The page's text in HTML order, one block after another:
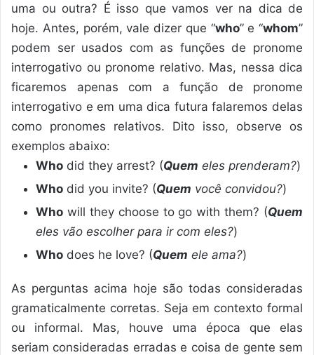
uma ou outra? É isso que vamos ver na dica de
hoje. Antes, porém, vale dizer que “who” e “whom”
podem ser usados com as funções de pronome
interrogativo ou pronome relativo. Mas, nessa dica
ficaremos apenas com a função de pronome
interrogativo e em uma dica futura falaremos delas
como pronomes relativos. Dito isso, observe os
exemplos abaixo:
Who did they arrest? (Quem eles prenderam?)
Who did you invite? (Quem você convidou?)
Who will they choose to go with them? (Quem
eles vão escolher para ir com eles?)
Who does he love? (Quem ele ama?)
As perguntas acima hoje são todas consideradas
gramaticalmente corretas. Seja em contexto formal
ou informal. Mas, houve uma época que elas
seriam consideradas erradas e coisa de gente sem